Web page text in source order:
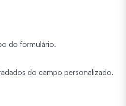
do formulário.
do campo personalizado.